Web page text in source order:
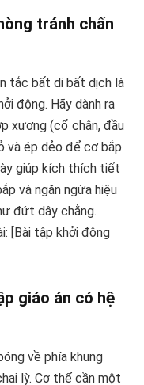
tránh chấn
tắc bất di bất dịch là
động. Hãy dành ra
xương (cổ chân, đầu
và ép dẻo để cơ bắp
giúp kích thích tiết
và ngăn ngừa hiệu
đứt dây chằng.
[Bài tập khởi động
giáo án có hệ
về phía khung
lỳ. Cơ thể cần một